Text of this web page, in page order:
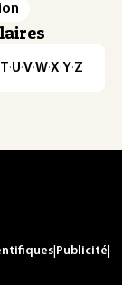
T·U·V·W·X·Y·Z
Publicité